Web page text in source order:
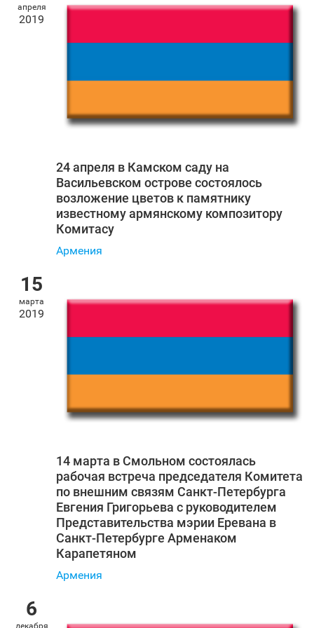
апреля
2019
24 апреля в Камском саду на
Васильевском острове состоялось
возложение цветов к памятнику
известному армянскому композитору
Комитасу
Армения
15
марта
2019
14 марта в Смольном состоялась
рабочая встреча председателя Комитета
по внешним связям Санкт‑Петербурга
Евгения Григорьева с руководителем
Представительства мэрии Еревана в
Санкт‑Петербурге Арменаком
Карапетяном
Армения
6
декабря